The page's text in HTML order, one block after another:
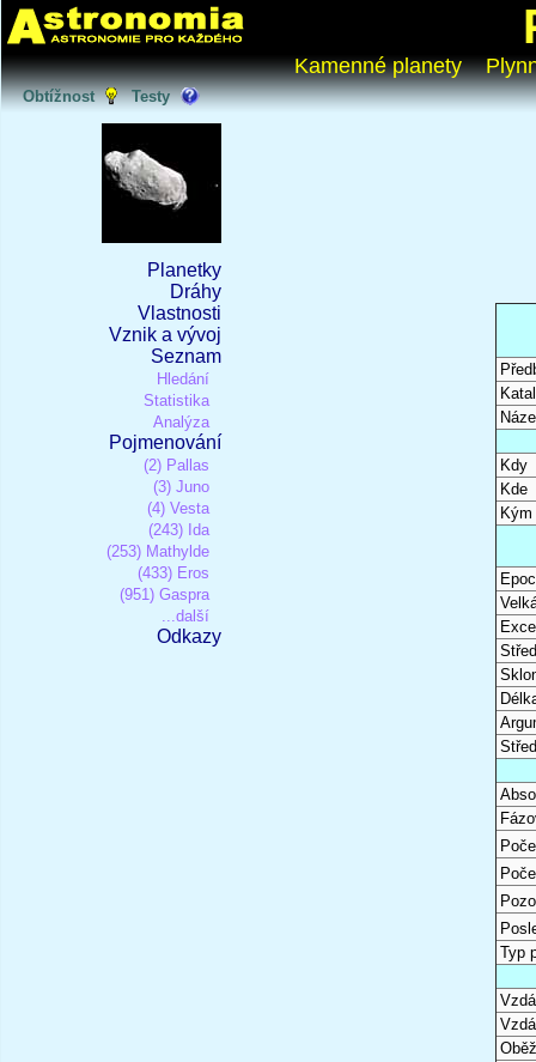
Kamenné planety
Obtížnost Testy
Planetky
Dráhy
Vlastnosti
Vznik a vývoj
Seznam
Hledání
Statistika
Analýza
Pojmenování
(2) Pallas
(3) Juno
(4) Vesta
(243) Ida
(253) Mathylde
(433) Eros
(951) Gaspra
...další
Odkazy
Kdy
Kde
Kým
Typ